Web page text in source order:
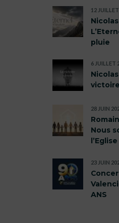
Nicolas
pluie
12
Nicolas
6 JUILLET
Nous
l’Eglise
28 JUIN
ANS
23 JUIN